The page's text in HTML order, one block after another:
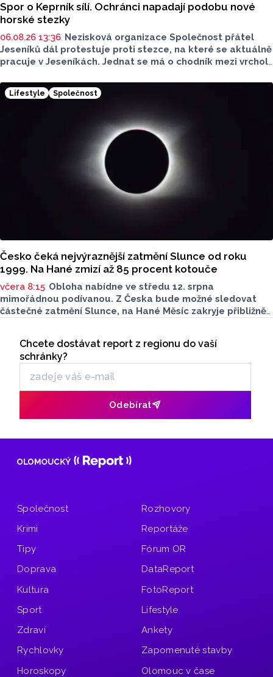
Spor o Keprník sílí. Ochránci napadají podobu nové
horské stezky
06.08.26 13:36 Nezisková organizace Společnost přátel
Jeseníků dál protestuje proti stezce, na které se aktuálně
pracuje v Jeseníkách. Jednat se má o chodník mezi vrcholy
chodníku se podle odborníků příroda jen poškodí, chodník
mezi vrcholy podle nich není nutný.
Lifestyle Společnost
Česko čeká nejvýraznější zatmění Slunce od roku
1999. Na Hané zmizí až 85 procent kotouče
včera 8:15 Obloha nabídne ve středu 12. srpna
mimořádnou podívanou. Z Česka bude možné sledovat
částečné zatmění Slunce, na Hané Měsíc zakryje přibližně
pozorovatelné z Česka od roku 1999. Důležité ale bude
najít vhodné místo a především chránit zrak. Více povědel
v rozhovoru Radia Haná s Lukášem Kobzou.
Odběr newsletteru
Chcete dostávat report z regionu do vaší
schránky?
Odebírat
Společnost
Krimi
Tipy
Doprava
Kultura
Sport
Zdraví
Rychlovky
Horoskopy
Rozhovory
Reportáže
Fórum OR
DataReport
FotoReport
Lifestyle
Ankety
Zapomenuté stavby
Olomouc v čase